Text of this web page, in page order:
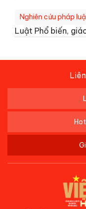
Nghiên cứu pháp
Luật Phổ biến,